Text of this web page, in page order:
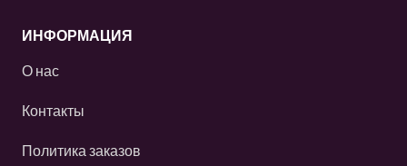
ИНФОРМАЦИЯ
О нас
Контакты
Политика заказов